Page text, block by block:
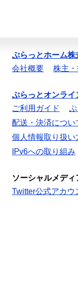
ぷらっとホーム株
会社概要
株主
ぷらっとオンライ
ご利用ガイド
配送・決済につい
個人情報取り扱い
IPv6への取り組み
ソーシャルメディ
Twitter公式アカウ